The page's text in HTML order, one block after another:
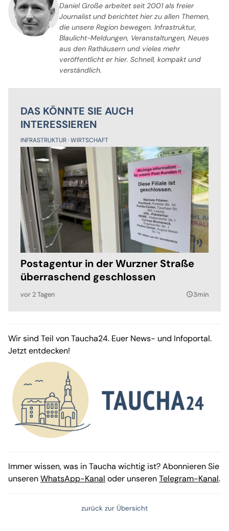
Daniel Große arbeitet seit 2001 als freier
Journalist und berichtet hier zu allen Themen,
die unsere Region bewegen. Infrastruktur,
Blaulicht-Meldungen, Veranstaltungen, Neues
aus den Rathäusern und vieles mehr
veröffentlicht er hier. Schnell, kompakt und
verständlich.
DAS KÖNNTE SIE AUCH
INTERESSIEREN
INFRASTRUKTUR WIRTSCHAFT
Postagentur in der Wurzner Straße
überraschend geschlossen
vor 2 Tagen query_builder3min
Wir sind Teil von Taucha24. Euer News- und Infoportal.
Jetzt entdecken!
Immer wissen, was in Taucha wichtig ist? Abonnieren Sie
unserenWhatsApp-Kanal oder unserenTelegram-Kanal.
zurück zur Übersicht